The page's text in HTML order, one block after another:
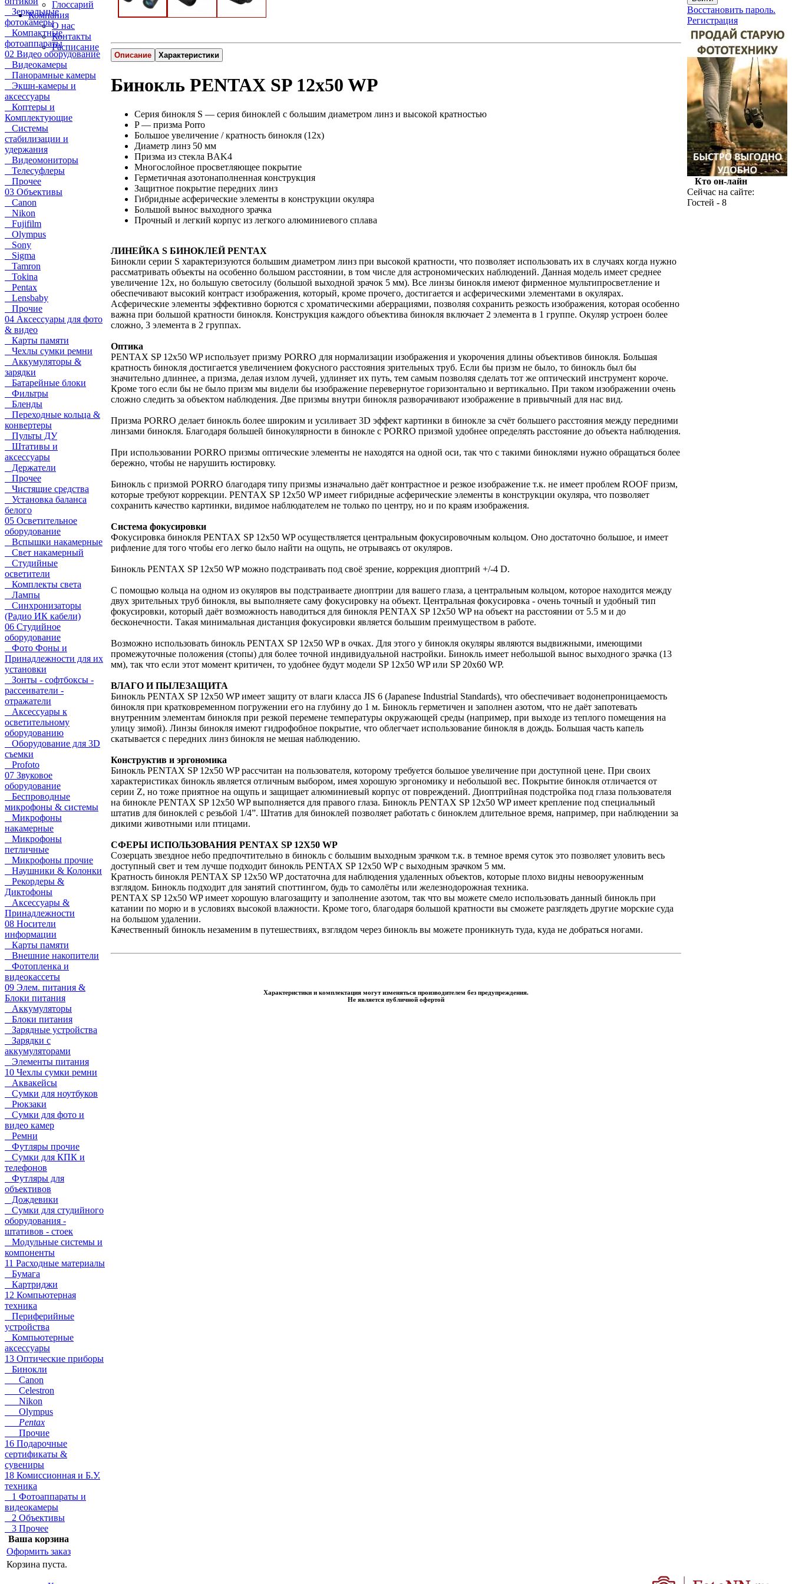
Глоссарий
Компания
О нас
Контакты
Расписание
Зеркальные
фотокамеры
Компактные
фотоаппараты
02 Видео оборудование
Видеокамеры
Панорамные камеры
Экшн-камеры и
аксессуары
Коптеры и
Комплектующие
Системы
стабилизации и
удержания
Видеомониторы
Телесуфлеры
Прочее
03 Объективы
Canon
Nikon
Fujifilm
Olympus
Sony
Sigma
Tamron
Tokina
Pentax
Lensbaby
Прочие
04 Аксессуары для фото
& видео
Карты памяти
Чехлы сумки ремни
Аккумуляторы &
зарядки
Батарейные блоки
Фильтры
Бленды
Переходные кольца &
конвертеры
Пульты ДУ
Штативы и
аксессуары
Держатели
Прочее
Чистящие средства
Установка баланса
белого
05 Осветительное
оборудование
Вспышки накамерные
Свет накамерный
Студийные
осветители
Комплекты света
Лампы
Синхронизаторы
(Радио ИК кабели)
06 Студийное
оборудование
Фото Фоны и
Принадлежности для их
установки
Зонты - софтбоксы -
рассеиватели -
отражатели
Аксессуары к
осветительному
оборудованию
Оборудование для 3D
съемки
Profoto
07 Звуковое
оборудование
Беспроводные
микрофоны & системы
Микрофоны
накамерные
Микрофоны
петличные
Микрофоны прочие
Наушники & Колонки
Рекордеры &
Диктофоны
Аксессуары &
Принадлежности
08 Носители
информации
Карты памяти
Внешние накопители
Фотопленка и
видеокассеты
09 Элем. питания &
Блоки питания
Аккумуляторы
Блоки питания
Зарядные устройства
Зарядки с
аккумуляторами
Элементы питания
10 Чехлы сумки ремни
Аквакейсы
Сумки для ноутбуков
Рюкзаки
Сумки для фото и
видео камер
Ремни
Футляры прочие
Сумки для КПК и
телефонов
Футляры для
объективов
Дождевики
Сумки для студийного
оборудования -
штативов - стоек
Модульные системы и
компоненты
11 Расходные материалы
Бумага
Картриджи
12 Компьютерная
техника
Периферийные
устройства
Компьютерные
аксессуары
13 Оптические приборы
Бинокли
Canon
Celestron
Nikon
Olympus
Pentax
Прочие
16 Подарочные
сертификаты &
сувениры
18 Комиссионная и Б.У.
техника
1 Фотоаппараты и
видеокамеры
2 Объективы
3 Прочее
Ваша корзина
Оформить заказ
Корзина пуста.
Описание Характеристики
Бинокль PENTAX SP 12x50 WP
Серия бинокля S — серия биноклей с большим диаметром линз и высокой кратностью
P — призма Porro
Большое увеличение / кратность бинокля (12х)
Диаметр линз 50 мм
Призма из стекла BAK4
Многослойное просветляющее покрытие
Герметичная азотонаполненная конструкция
Защитное покрытие передних линз
Гибридные асферические элементы в конструкции окуляра
Большой вынос выходного зрачка
Прочный и легкий корпус из легкого алюминиевого сплава
ЛИНЕЙКА S БИНОКЛЕЙ PENTAX
Бинокли серии S характеризуются большим диаметром линз при высокой кратности, что позволяет использовать их в случаях когда нужно
рассматривать объекты на особенно большом расстоянии, в том числе для астрономических наблюдений. Данная модель имеет среднее
увеличение 12х, но большую светосилу (большой выходной зрачок 5 мм). Все линзы бинокля имеют фирменное мультипросветление и
обеспечивают высокий контраст изображения, который, кроме прочего, достигается и асферическими элементами в окулярах.
Асферические элементы эффективно борются с хроматическими аберрациями, позволяя сохранить резкость изображения, которая особенно
важна при большой кратности бинокля. Конструкция каждого объектива бинокля включает 2 элемента в 1 группе. Окуляр устроен более
сложно, 3 элемента в 2 группах.
Оптика
PENTAX SP 12x50 WP использует призму PORRO для нормализации изображения и укорочения длины объективов бинокля. Большая
кратность бинокля достигается увеличением фокусного расстояния зрительных труб. Если бы призм не было, то бинокль был бы
значительно длиннее, а призма, делая излом лучей, удлиняет их путь, тем самым позволяя сделать тот же оптический инструмент короче.
Кроме того если бы не было призм мы видели бы изображение перевернутое горизонтально и вертикально. При таком изображении очень
сложно следить за объектом наблюдения. Две призмы внутри бинокля разворачивают изображение в привычный для нас вид.
Призма PORRO делает бинокль более широким и усиливает 3D эффект картинки в бинокле за счёт большего расстояния между передними
линзами бинокля. Благодаря большей бинокулярности в бинокле с PORRO призмой удобнее определять расстояние до объекта наблюдения.
При использовании PORRO призмы оптические элементы не находятся на одной оси, так что с такими биноклями нужно обращаться более
бережно, чтобы не нарушить юстировку.
Бинокль с призмой PORRO благодаря типу призмы изначально даёт контрастное и резкое изображение т.к. не имеет проблем ROOF призм,
которые требуют коррекции. PENTAX SP 12x50 WP имеет гибридные асферические элементы в конструкции окуляра, что позволяет
сохранить качество картинки, видимое наблюдателем не только по центру, но и по краям изображения.
Система фокусировки
Фокусировка бинокля PENTAX SP 12x50 WP осуществляется центральным фокусировочным кольцом. Оно достаточно большое, и имеет
рифление для того чтобы его легко было найти на ощупь, не отрываясь от окуляров.
Бинокль PENTAX SP 12x50 WP можно подстраивать под своё зрение, коррекция диоптрий +/-4 D.
С помощью кольца на одном из окуляров вы подстраиваете диоптрии для вашего глаза, а центральным кольцом, которое находится между
двух зрительных труб бинокля, вы выполняете саму фокусировку на объект. Центральная фокусировка - очень точный и удобный тип
фокусировки, который даёт возможность наводиться для бинокля PENTAX SP 12x50 WP на объект на расстоянии от 5.5 м и до
бесконечности. Такая минимальная дистанция фокусировки является большим преимуществом в работе.
Возможно использовать бинокль PENTAX SP 12x50 WP в очках. Для этого у бинокля окуляры являются выдвижными, имеющими
промежуточные положения (стопы) для более точной индивидуальной настройки. Бинокль имеет небольшой вынос выходного зрачка (13
мм), так что если этот момент критичен, то удобнее будут модели SP 12x50 WP или SP 20x60 WP.
ВЛАГО И ПЫЛЕЗАЩИТА
Бинокль PENTAX SP 12x50 WP имеет защиту от влаги класса JIS 6 (Japanese Industrial Standards), что обеспечивает водонепроницаемость
бинокля при кратковременном погружении его на глубину до 1 м. Бинокль герметичен и заполнен азотом, что не даёт запотевать
внутренним элементам бинокля при резкой перемене температуры окружающей среды (например, при выходе из теплого помещения на
улицу зимой). Линзы бинокля имеют гидрофобное покрытие, что облегчает использование бинокля в дождь. Большая часть капель
скатывается с передних линз бинокля не мешая наблюдению.
Конструктив и эргономика
Бинокль PENTAX SP 12x50 WP рассчитан на пользователя, которому требуется большое увеличение при доступной цене. При своих
характеристиках бинокль является отличным выбором, имея хорошую эргономику и небольшой вес. Покрытие бинокля отличается от
серии Z, но тоже приятное на ощупь и защищает алюминиевый корпус от повреждений. Диоптрийная подстройка под глаза пользователя
на бинокле PENTAX SP 12x50 WP выполняется для правого глаза. Бинокль PENTAX SP 12x50 WP имеет крепление под специальный
штатив для биноклей с резьбой 1/4”. Штатив для биноклей позволяет работать с биноклем длительное время, например, при наблюдении за
дикими животными или птицами.
СФЕРЫ ИСПОЛЬЗОВАНИЯ PENTAX SP 12X50 WP
Созерцать звездное небо предпочтительно в бинокль с большим выходным зрачком т.к. в темное время суток это позволяет уловить весь
доступный свет и тем лучше подходит бинокль PENTAX SP 12x50 WP с выходным зрачком 5 мм.
Кратность бинокля PENTAX SP 12x50 WP достаточна для наблюдения удаленных объектов, которые плохо видны невооруженным
взглядом. Бинокль подходит для занятий споттингом, будь то самолёты или железнодорожная техника.
PENTAX SP 12x50 WP имеет хорошую влагозащиту и заполнение азотом, так что вы можете смело использовать данный бинокль при
катании по морю и в условиях высокой влажности. Кроме того, благодаря большой кратности вы сможете разглядеть другие морские суда
на большом удалении.
Качественный бинокль незаменим в путешествиях, взглядом через бинокль вы можете проникнуть туда, куда не добраться ногами.
Характеристики и комплектация могут изменяться производителем без предупреждения.
Не является публичной офертой
Восстановить пароль.
Регистрация
Кто он-лайн
Сейчас на сайте:
Гостей - 8